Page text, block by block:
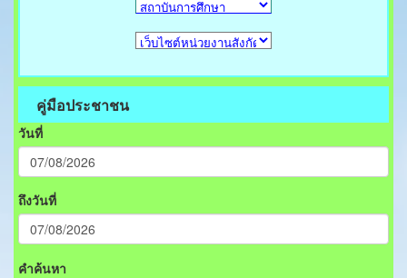
คู่มือประชาชน
วันที่
ถึงวันที่
คำค้นหา